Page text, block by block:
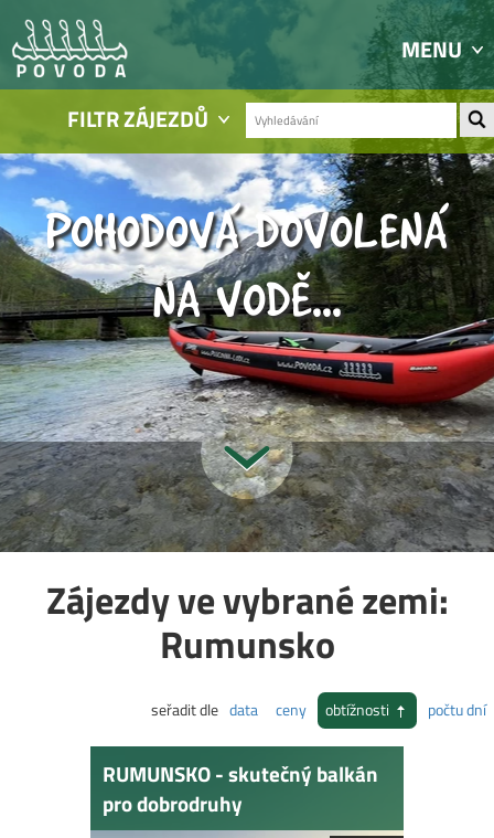
MENU
FILTR ZÁJEZDŮ
POHODOVÁ DOVOLENÁ
NA VODĚ...
Zájezdy ve vybrané zemi:
Rumunsko
seřadit dle data ceny obtížnosti počtu dní
RUMUNSKO - skutečný balkán
pro dobrodruhy